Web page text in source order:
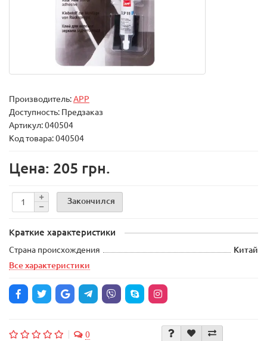
Производитель:APP
Доступность: Предзаказ
Артикул: 040504
Код товара: 040504
Цена: 205 грн.
Закончился
Краткие характеристики
Страна происхождения
Китай
Все характеристики
0